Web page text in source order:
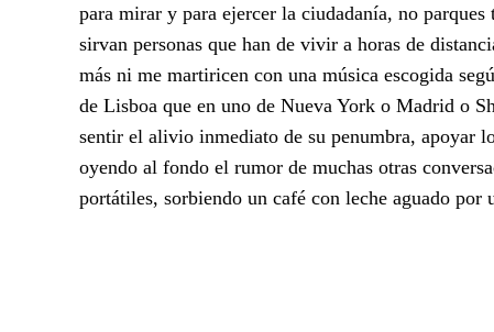
para mirar y para ejercer la ciudadanía, no
sirvan personas que han de vivir a horas de
más ni me martiricen con una música escogida
de Lisboa que en uno de Nueva York o Madrid o
sentir el alivio inmediato de su penumbra, apoyar
oyendo al fondo el rumor de muchas otras
portátiles, sorbiendo un café con leche aguado por